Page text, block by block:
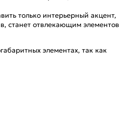
только интерьерный акцент,
станет отвлекающим элементов
элементах, так как